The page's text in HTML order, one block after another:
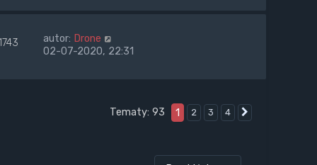
autor: Drone
02-07-2020, 22:31
Tematy: 93 1 2 3 4